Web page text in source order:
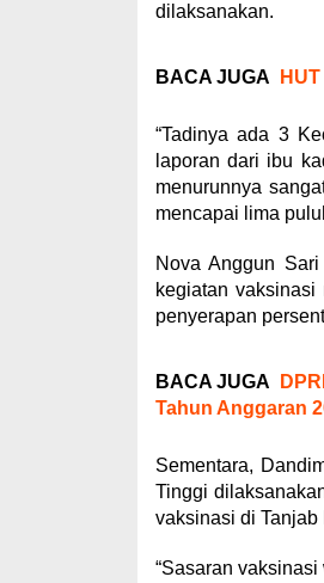
dilaksanakan.
BACA JUGA
“Tadinya ada 3
laporan dari ibu
menurunnya
mencapai lima
Nova Anggun
kegiatan
penyerapan
BACA JUGA
Tahun Anggaran
Sementara,
Tinggi
vaksinasi di Tanjab
“Sasaran